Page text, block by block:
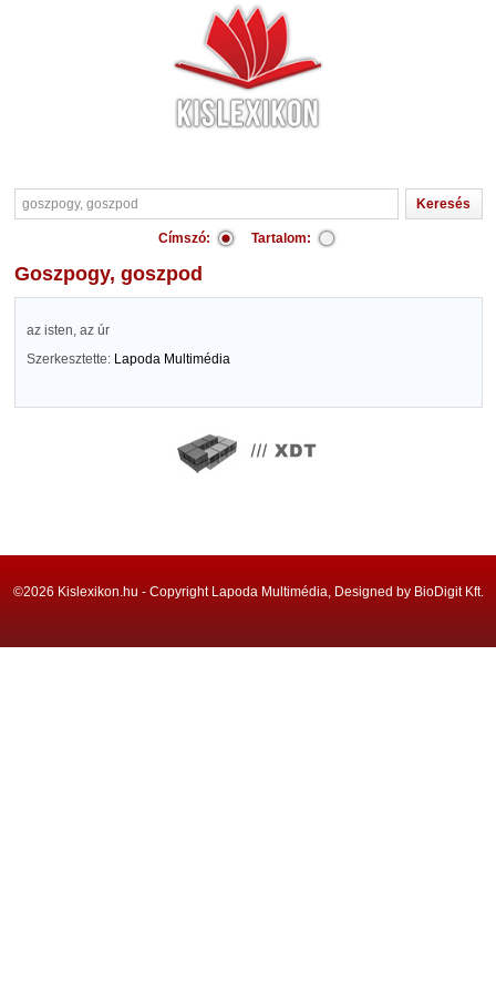
Címszó: Tartalom:
goszpogy, goszpod
az isten, az úr
Szerkesztette: Lapoda Multimédia
©2026 Kislexikon.hu - Copyright Lapoda Multimédia, Designed by BioDigit Kft.